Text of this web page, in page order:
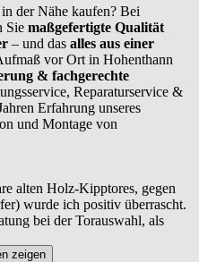
der Nähe kaufen? Bei
Sie maßgefertigte Qualität
– und das alles aus einer
vor Ort in Hohenthann
& fachgerechte
Reparaturservice &
Erfahrung unseres
und Montage von
alten Holz-Kipptores, gegen
wurde ich positiv überrascht.
bei der Torauswahl, als
zeigen